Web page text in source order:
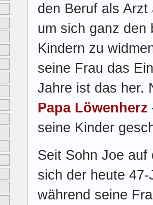
den Beruf als Arzt
um sich ganz den
Kindern zu
seine Frau das
Jahre ist das her.
Papa Löwenherz
seine Kinder
Seit Sohn Joe auf
sich der heute
während seine